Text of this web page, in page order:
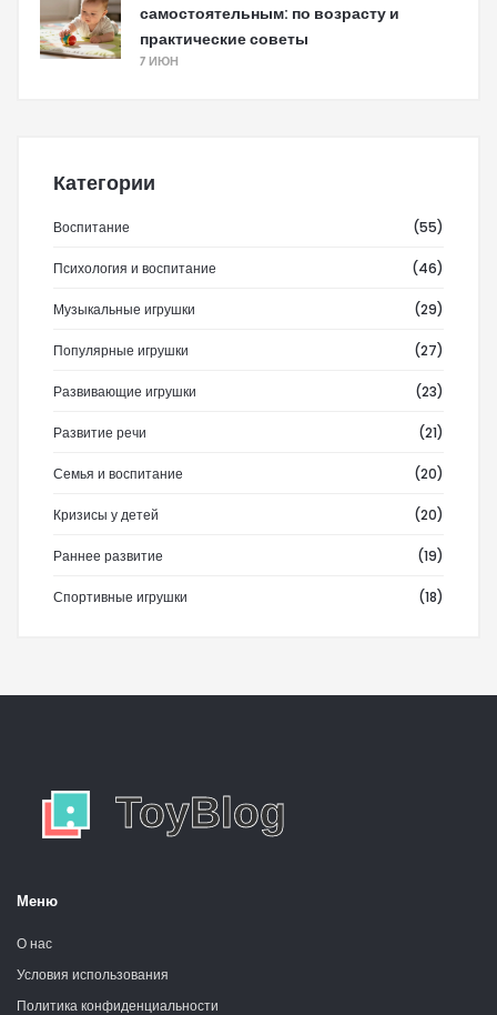
самостоятельным: по возрасту и
практические советы
7 ИЮН
Категории
Воспитание (55)
Психология и воспитание (46)
Музыкальные игрушки (29)
Популярные игрушки (27)
Развивающие игрушки (23)
Развитие речи (21)
Семья и воспитание (20)
Кризисы у детей (20)
Раннее развитие (19)
Спортивные игрушки (18)
Меню
О нас
Условия использования
Политика конфиденциальности